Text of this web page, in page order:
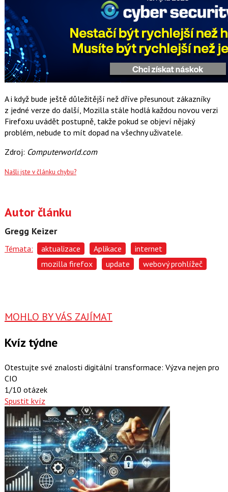
A i když bude ještě důležitější než dříve přesunout zákazníky
z jedné verze do další, Mozilla stále hodlá každou novou verzi
Firefoxu uvádět postupně, takže pokud se objeví nějaký
problém, nebude to mít dopad na všechny uživatele.
Zdroj: Computerworld.com
Našli jste v článku chybu?
Autor článku
Gregg Keizer
Témata: aktualizace Aplikace
internet
mozilla firefox
update webový prohlížeč
MOHLO BY VÁS ZAJÍMAT
Kvíz týdne
Otestujte své znalosti digitální transformace: Výzva nejen pro
CIO
1/10 otázek
Spustit kvíz